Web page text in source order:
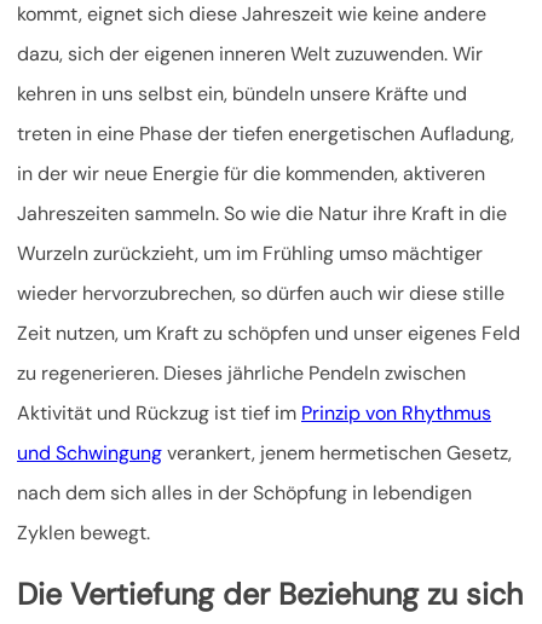
kommt, eignet sich diese Jahreszeit wie keine andere
dazu, sich der eigenen inneren Welt zuzuwenden. Wir
kehren in uns selbst ein, bündeln unsere Kräfte und
treten in eine Phase der tiefen energetischen Aufladung,
in der wir neue Energie für die kommenden, aktiveren
Jahreszeiten sammeln. So wie die Natur ihre Kraft in die
Wurzeln zurückzieht, um im Frühling umso mächtiger
wieder hervorzubrechen, so dürfen auch wir diese stille
Zeit nutzen, um Kraft zu schöpfen und unser eigenes Feld
zu regenerieren. Dieses jährliche Pendeln zwischen
Aktivität und Rückzug ist tief im Prinzip von Rhythmus
und Schwingungverankert, jenem hermetischen Gesetz,
nach dem sich alles in der Schöpfung in lebendigen
Zyklen bewegt.
Die Vertiefung der Beziehung zu sich